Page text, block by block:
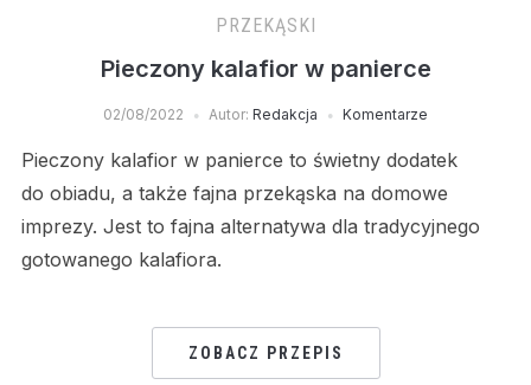
PRZEKĄSKI
Pieczony kalafior w panierce
02/08/2022 Autor: Redakcja Komentarze
Pieczony kalafior w panierce to świetny dodatek
do obiadu, a także fajna przekąska na domowe
imprezy. Jest to fajna alternatywa dla tradycyjnego
gotowanego kalafiora.
ZOBACZ PRZEPIS